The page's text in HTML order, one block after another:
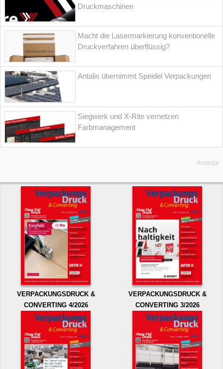
Druckmaschinen
Macht die Lasermarkierung konventionelle
Druckverfahren überflüssig?
Antalis übernimmt Speidel Verpackungen
Siegwerk und X-Rite vernetzen
Farbmanagement
Anzeige
VERPACKUNGSDRUCK &
CONVERTING 4/2026
VERPACKUNGSDRUCK &
CONVERTING 3/2026